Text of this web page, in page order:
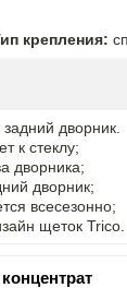
крепления:
дворник.
к стеклу;
дворника;
дворник;
всесезонно;
щеток Trico.